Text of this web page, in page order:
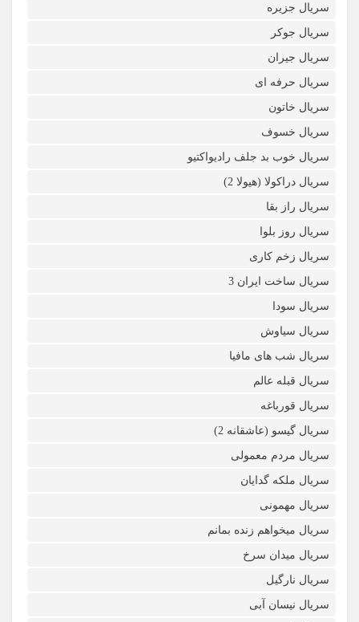
سریال جزیره
سریال جوکر
سریال جیران
سریال حرفه ای
سریال خاتون
سریال خسوف
سریال خوب بد جلف رادیواکتیو
سریال دراکولا (هیولا 2)
سریال راز بقا
سریال روز بلوا
سریال زخم کاری
سریال ساخت ایران 3
سریال سودا
سریال سیاوش
سریال شب های مافیا
سریال قبله عالم
سریال قورباغه
سریال گیسو (عاشقانه 2)
سریال مردم معمولی
سریال ملکه گدایان
سریال مهمونی
سریال میخواهم زنده بمانم
سریال میدان سرخ
سریال نارگیل
سریال نیسان آبی